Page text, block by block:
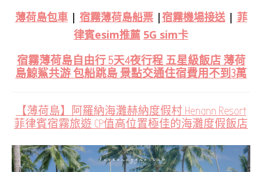
薄荷島包車| 宿霧薄荷島船票|宿霧機場接送| 菲
律賓esim推薦 5G sim卡
宿霧薄荷島自由行 5天4夜行程 五星級飯店 薄荷
島鯨鯊共游 包船跳島 景點交通住宿費用不到3萬
【薄荷島】阿羅納海灘赫納度假村 Henann Resort
菲律賓宿霧旅遊 CP值高位置極佳的海灘度假飯店